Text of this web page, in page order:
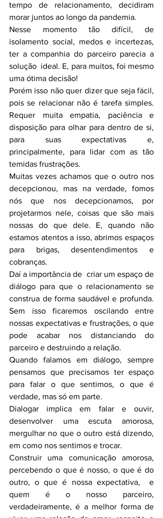
tempo de relacionamento, decidiram
morar juntos ao longo da pandemia.
Nesse momento tão difícil, de
isolamento social, medos e incertezas,
ter a companhia do parceiro parecia a
solução  ideal. E, para muitos, foi mesmo
uma ótima decisão!
Porém isso não quer dizer que seja fácil,
pois se relacionar não é tarefa simples.
Requer muita empatia, paciência e
disposição para olhar para dentro de si,
para suas expectativas e,
principalmente, para lidar com as tão
temidas frustrações.
Muitas vezes achamos que o outro nos
decepcionou, mas na verdade, fomos
nós que nos decepcionamos, por
projetarmos nele, coisas que são mais
nossas do que dele. E, quando não
estamos atentos a isso, abrimos espaços
para brigas, desentendimentos e
cobranças.
Daí a importância de  criar um espaço de
diálogo para que o relacionamento se
construa de forma saudável e profunda.
Sem isso ficaremos oscilando entre
nossas expectativas e frustrações, o que
pode acabar nos distanciando do
parceiro e destruindo a relação.
Quando falamos em diálogo, sempre
pensamos que precisamos ter espaço
para falar o que sentimos, o que é
verdade, mas só em parte.
Dialogar implica em falar e ouvir,
desenvolver uma escuta amorosa,
mergulhar no que o outro está dizendo,
em como nos sentimos e trocar.
Construir uma comunicação amorosa,
percebendo o que é nosso, o que é do
outro, o que é nossa expectativa,  e
quem é o nosso parceiro,
verdadeiramente, é a melhor forma de